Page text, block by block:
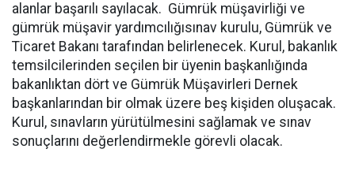
alanlar başarılı sayılacak. Gümrük müşavirliği ve
gümrük müşavir yardımcılığısınav kurulu, Gümrük ve
Ticaret Bakanı tarafından belirlenecek. Kurul, bakanlık
temsilcilerinden seçilen bir üyenin başkanlığında
bakanlıktan dört ve Gümrük Müşavirleri Dernek
başkanlarından bir olmak üzere beş kişiden oluşacak.
Kurul, sınavların yürütülmesini sağlamak ve sınav
sonuçlarını değerlendirmekle görevli olacak.